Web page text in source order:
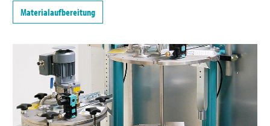
Materialaufbereitung